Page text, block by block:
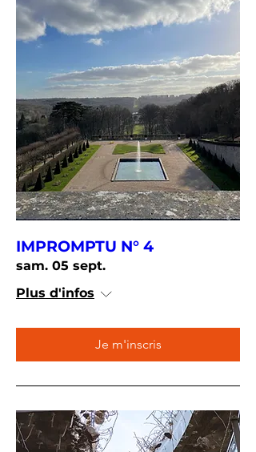
IMPROMPTU N° 4
sam. 05 sept.
Plus d'infos
Je m'inscris